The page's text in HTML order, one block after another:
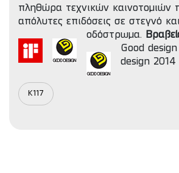
πληθώρα τεχνικών καινοτομιών
απόλυτες επιδόσεις σε στεγνό
οδόστρωμα.
Good
design 2014
K117